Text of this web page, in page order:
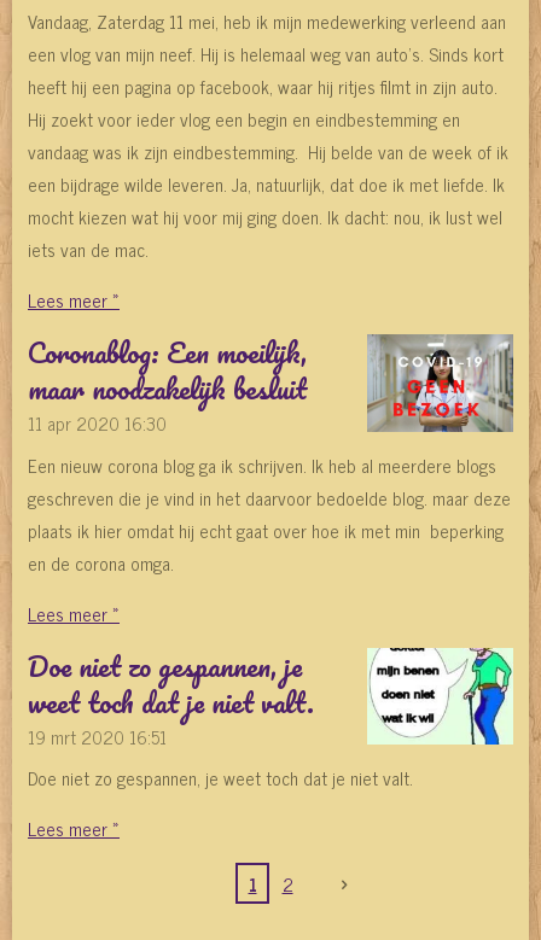
Vandaag, Zaterdag 11 mei, heb ik mijn medewerking verleend aan
een vlog van mijn neef. Hij is helemaal weg van auto's. Sinds kort
heeft hij een pagina op facebook, waar hij ritjes filmt in zijn auto.
Hij zoekt voor ieder vlog een begin en eindbestemming en
vandaag was ik zijn eindbestemming. Hij belde van de week of ik
een bijdrage wilde leveren. Ja, natuurlijk, dat doe ik met liefde. Ik
mocht kiezen wat hij voor mij ging doen. Ik dacht: nou, ik lust wel
iets van de mac.
Lees meer »
Coronablog: Een moeilijk,
maar noodzakelijk besluit
11 apr 2020 16:30
Een nieuw corona blog ga ik schrijven. Ik heb al meerdere blogs
geschreven die je vind in het daarvoor bedoelde blog. maar deze
plaats ik hier omdat hij echt gaat over hoe ik met min beperking
en de corona omga.
Lees meer »
Doe niet zo gespannen, je
weet toch dat je niet valt.
19 mrt 2020 16:51
Doe niet zo gespannen, je weet toch dat je niet valt.
Lees meer »
1
2